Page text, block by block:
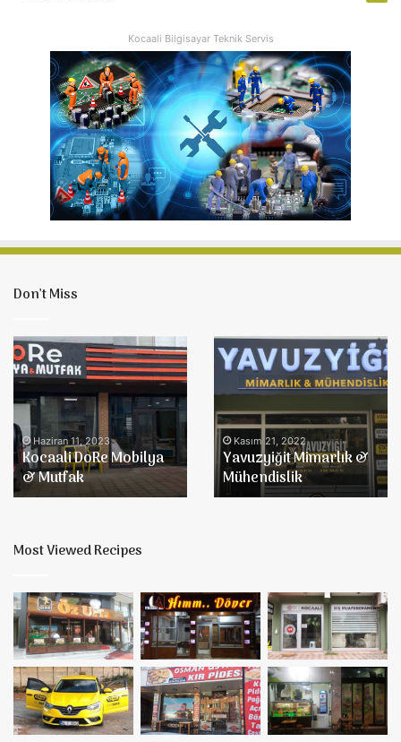
Kocaali Bilgisayar Teknik Servis
Don’t Miss
Kocaali
DoRe
Mobilya
&
Mutfak
Haziran 11, 2023
Kocaali DoRe Mobilya
& Mutfak
Yavuzyiğit
Mimarlık
Kasım 21, 2022
Yavuzyiğit Mimarlık &
Mühendislik
Most Viewed Recipes